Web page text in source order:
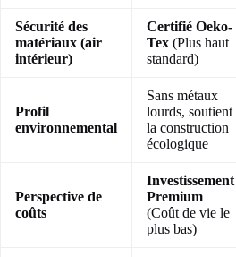
Sécurité des
matériaux (air
intérieur)
Certifié Oeko-
Tex (Plus haut
standard)
Profil
environnemental
Sans métaux
lourds, soutient
la construction
écologique
Perspective de
coûts
Investissement
Premium
(Coût de vie le
plus bas)